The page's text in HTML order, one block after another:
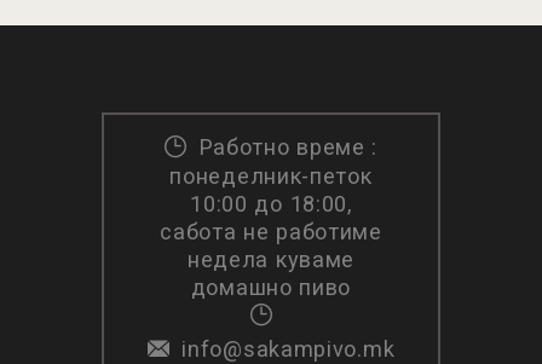
Работно време :
понеделник-петок
10:00 до 18:00,
сабота не работиме
недела куваме
домашно пиво
info@sakampivo.mk